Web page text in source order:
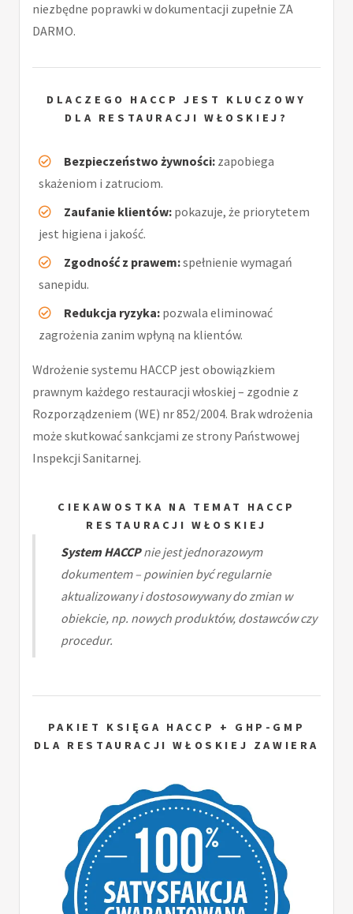
niezbędne poprawki w dokumentacji zupełnie ZA
DARMO.
DLACZEGO HACCP JEST KLUCZOWY
DLA RESTAURACJI WŁOSKIEJ?
Bezpieczeństwo żywności: zapobiega
skażeniom i zatruciom.
Zaufanie klientów: pokazuje, że priorytetem
jest higiena i jakość.
Zgodność z prawem:spełnienie wymagań
sanepidu.
Redukcja ryzyka: pozwala eliminować
zagrożenia zanim wpłyną na klientów.
Wdrożenie systemu HACCP jest obowiązkiem
prawnym każdego restauracji włoskiej – zgodnie z
Rozporządzeniem (WE) nr 852/2004. Brak wdrożenia
może skutkować sankcjami ze strony Państwowej
Inspekcji Sanitarnej.
CIEKAWOSTKA NA TEMAT HACCP
RESTAURACJI WŁOSKIEJ
System HACCPnie jest jednorazowym
dokumentem – powinien być regularnie
aktualizowany i dostosowywany do zmian w
obiekcie, np. nowych produktów, dostawców czy
procedur.
PAKIET KSIĘGA HACCP + GHP-GMP
DLA RESTAURACJI WŁOSKIEJ ZAWIERA